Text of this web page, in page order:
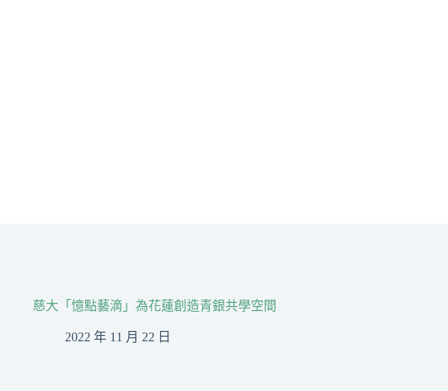
慈大「憶點藝滴」為花蓮創造青銀共學空間
2022 年 11 月 22 日